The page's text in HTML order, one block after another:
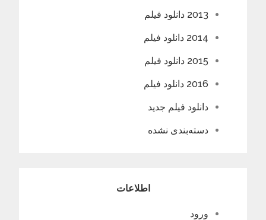
2013 دانلود فیلم
2014 دانلود فیلم
2015 دانلود فیلم
2016 دانلود فیلم
دانلود فیلم جدید
دسته‌بندی نشده
اطلاعات
ورود